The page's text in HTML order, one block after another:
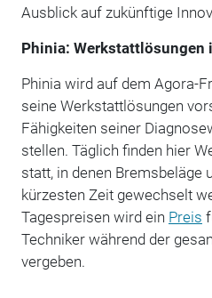
Ausblick auf zukünftige
Phinia: Werkstattlösungen
Phinia wird auf dem Agora-
seine Werkstattlösungen
Fähigkeiten seiner
stellen. Täglich finden hier
statt, in denen Bremsbeläge
kürzesten Zeit gewechselt
Tagespreisen wird ein Preis
Techniker während der
vergeben.